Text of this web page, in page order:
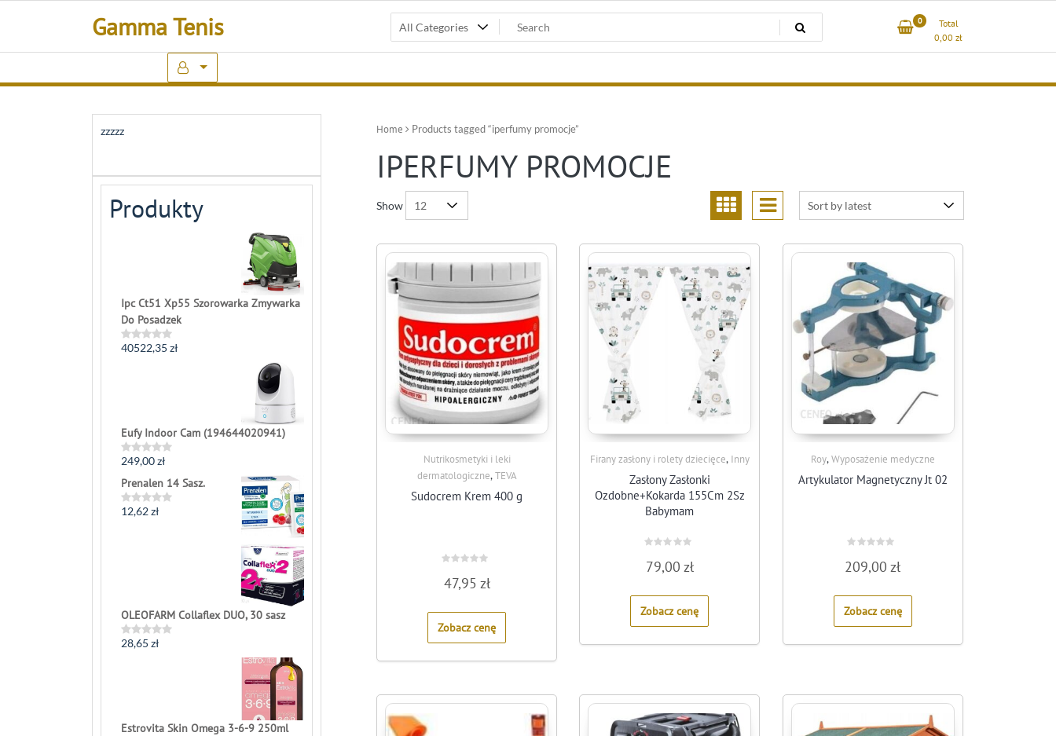
Gamma Tenis 0
Total
0,00 zł
Home Products tagged “iperfumy promocje”
IPERFUMY PROMOCJE
Show
Nutrikosmetyki i leki
dermatologiczne,TEVA
Sudocrem Krem 400 g
0
out
5
47,95 zł
Zobacz cenę
Firany zasłony i rolety dziecięce, Inny
Zasłony Zasłonki
Ozdobne+Kokarda 155Cm 2Sz
Babymam
0
out
5
79,00 zł
Zobacz cenę
Roy,Wyposażenie medyczne
Artykulator Magnetyczny Jt 02
0
out
5
209,00zł
Zobacz cenę
zzzzz
Produkty
Ipc Ct51 Xp55 Szorowarka Zmywarka
Do Posadzek
Rated
40522,35 zł
Eufy Indoor Cam (194644020941)
Rated
out
of
5
249,00zł
Prenalen 14 Sasz.
Rated
12,62zł
OLEOFARM Collaflex DUO, 30 sasz
Rated
28,65 zł
Estrovita Skin Omega 3-6-9 250ml